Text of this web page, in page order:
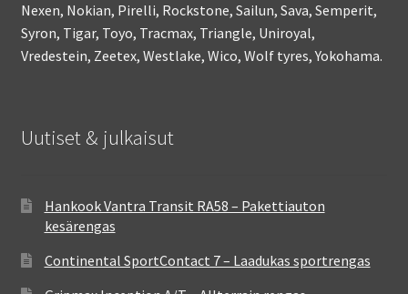
Nexen, Nokian, Pirelli, Rockstone, Sailun, Sava, Semperit,
Syron, Tigar, Toyo, Tracmax, Triangle, Uniroyal,
Vredestein, Zeetex, Westlake, Wico, Wolf tyres, Yokohama.
Uutiset & julkaisut
Hankook Vantra Transit RA58 – Pakettiauton
kesärengas
Continental SportContact 7 – Laadukas sportrengas